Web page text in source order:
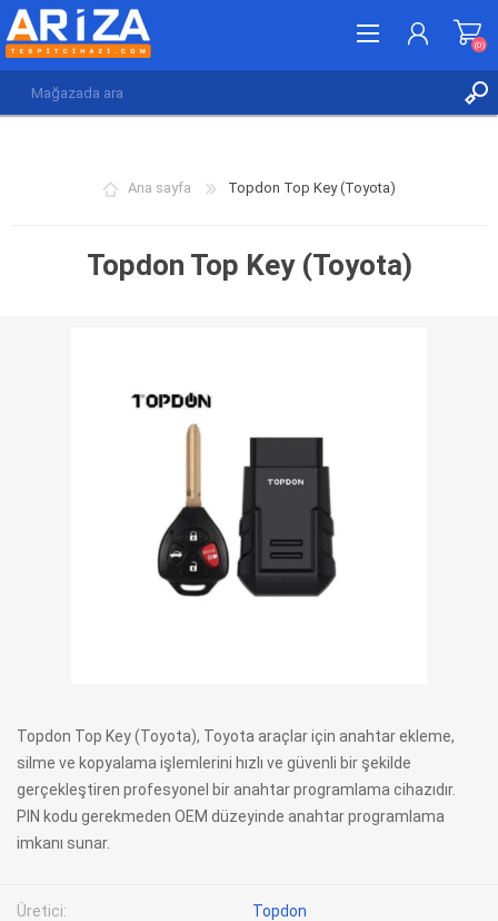
(0)
Ana sayfa Topdon Top Key (Toyota)
Topdon Top Key (Toyota)
Topdon Top Key (Toyota), Toyota araçlar için anahtar ekleme,
silme ve kopyalama işlemlerini hızlı ve güvenli bir şekilde
gerçekleştiren profesyonel bir anahtar programlama cihazıdır.
PIN kodu gerekmeden OEM düzeyinde anahtar programlama
imkanı sunar.
Üretici: Topdon